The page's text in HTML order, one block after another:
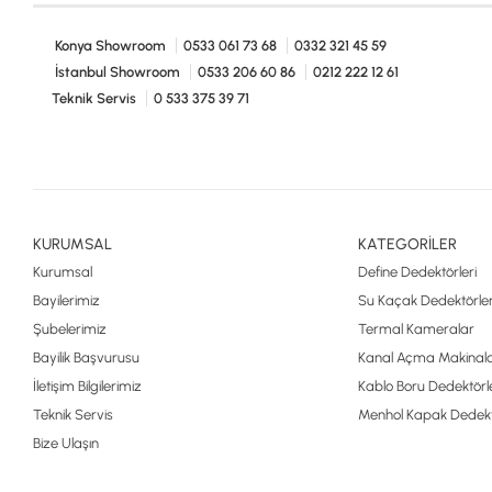
Konya Showroom 0533 061 73 68
0332 321 45 59
İstanbul Showroom
0533 206 60 86
0212 222 12 61
Teknik Servis
0 533 375 39 71
KURUMSAL
Kurumsal
Bayilerimiz
Şubelerimiz
Bayilik Başvurusu
İletişim Bilgilerimiz
Teknik Servis
Bize Ulaşın
KATEGORİLER
Define Dedektörleri
Su Kaçak
Termal Kameralar
Kanal Açma
Kablo Boru
Menhol Kapak